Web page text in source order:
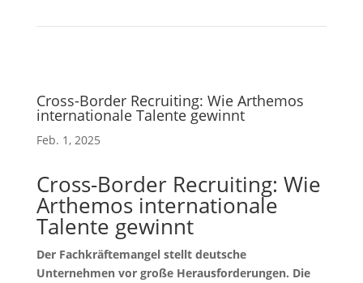
Cross-Border Recruiting: Wie Arthemos
internationale Talente gewinnt
Feb. 1, 2025
Cross-Border Recruiting: Wie
Arthemos internationale
Talente gewinnt
Der Fachkräftemangel stellt deutsche
Unternehmen vor große Herausforderungen. Die